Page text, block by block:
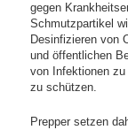
gegen
Schmutzpartikel
Desinfizieren von
und öffentlichen
von Infektionen
zu schützen.
Prepper setzen